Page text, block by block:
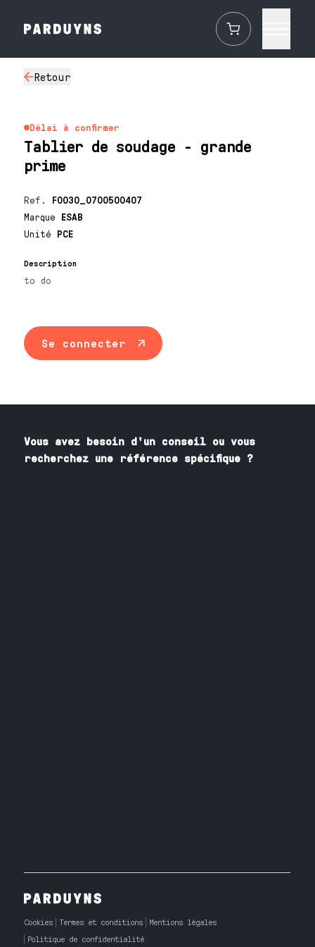
Retour
Délai à confirmer
Tablier de soudage - grande
prime
Ref. F0030_0700500407
Marque ESAB
Unité PCE
Description
to do
Se connecter
Vous avez besoin d'un conseil ou vous
recherchez une référence spécifique ?
Cookies Termes et conditions
Mentions légales
Politique de confidentialité